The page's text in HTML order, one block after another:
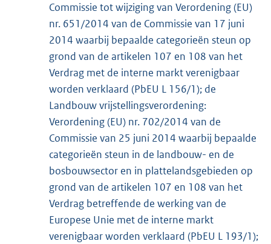
Commissie tot wijziging van Verordening (EU)
nr. 651/2014 van de Commissie van 17 juni
2014 waarbij bepaalde categorieën steun op
grond van de artikelen 107 en 108 van het
Verdrag met de interne markt verenigbaar
worden verklaard (PbEU L 156/1); de
Landbouw vrijstellingsverordening:
Verordening (EU) nr. 702/2014 van de
Commissie van 25 juni 2014 waarbij bepaalde
categorieën steun in de landbouw- en de
bosbouwsector en in plattelandsgebieden op
grond van de artikelen 107 en 108 van het
Verdrag betreffende de werking van de
Europese Unie met de interne markt
verenigbaar worden verklaard (PbEU L 193/1);